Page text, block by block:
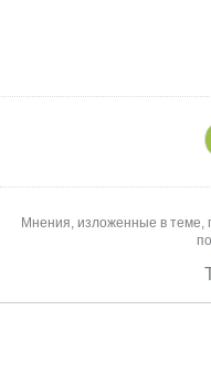
Мнения, изложенные в теме,